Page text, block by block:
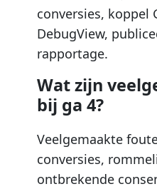
conversies, koppel
DebugView,
rapportage.
Wat zijn
bij ga 4?
Veelgemaakte
conversies,
ontbrekende